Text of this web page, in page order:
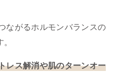
ながるホルモンバランスの
レス解消や肌のターンオー